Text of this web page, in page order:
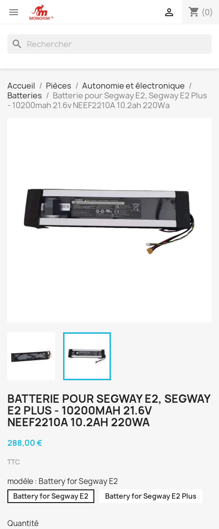
 shopping_cart (0)

search
Accueil Pièces
Autonomie et électronique
Batteries
Batterie pour Segway E2, Segway E2 Plus
- 10200mah 21.6v NEEF2210A 10.2ah 220Wa
BATTERIE POUR SEGWAY E2, SEGWAY
E2 PLUS - 10200MAH 21.6V
NEEF2210A 10.2AH 220WA
288,00 €
TTC
modèle : Battery for Segway E2
Battery for Segway E2 Battery for Segway E2 Plus
Quantité